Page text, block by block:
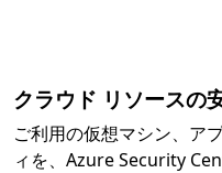
クラウド リソースの
ご利用の仮想マシン、ア
ィを、Azure Security